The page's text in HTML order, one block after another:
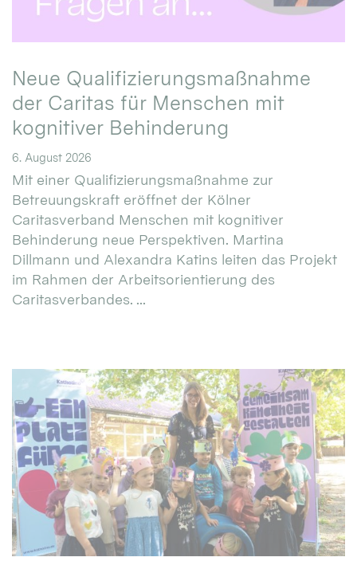
Neue Qualifizierungsmaßnahme
der Caritas für Menschen mit
kognitiver Behinderung
6. August 2026
Mit einer Qualifizierungsmaßnahme zur
Betreuungskraft eröffnet der Kölner
Caritasverband Menschen mit kognitiver
Behinderung neue Perspektiven. Martina
Dillmann und Alexandra Katins leiten das Projekt
im Rahmen der Arbeitsorientierung des
Caritasverbandes. ...